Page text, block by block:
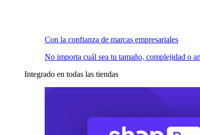
Con la confianza de marcas empresariales
No importa cuál sea tu tamaño, complejidad o
Integrado en todas las tiendas